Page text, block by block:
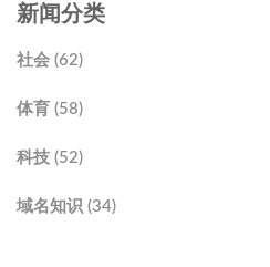
新闻分类
社会 (62)
体育 (58)
科技 (52)
域名知识 (34)